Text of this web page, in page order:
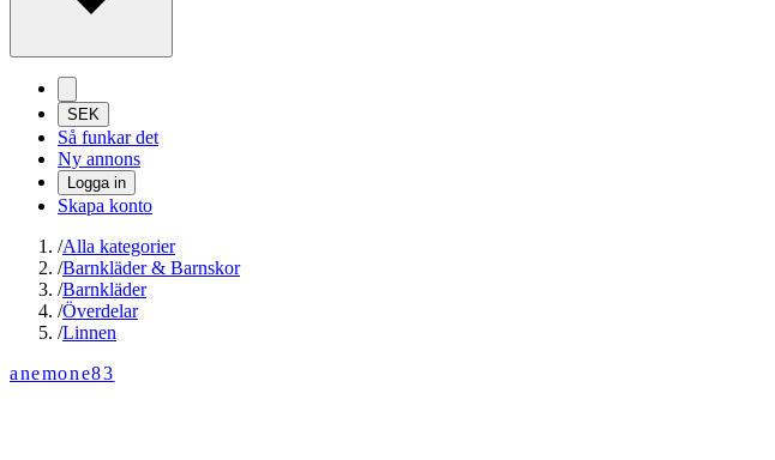
SEK
Så funkar det
Ny annons
Logga in
Skapa konto
/Alla kategorier
/Barnkläder & Barnskor
/Barnkläder
/Överdelar
/Linnen
anemone83